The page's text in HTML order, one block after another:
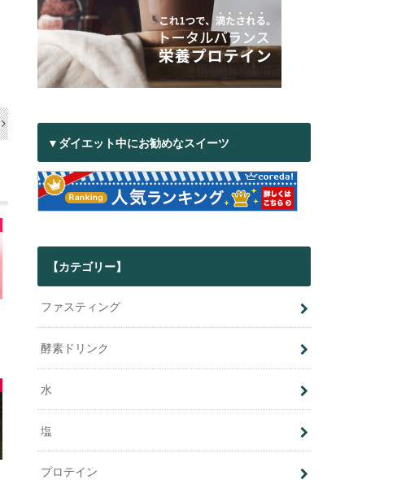
▼ダイエット中にお勧めなスイーツ
【カテゴリー】
ファスティング
酵素ドリンク
水
塩
プロテイン